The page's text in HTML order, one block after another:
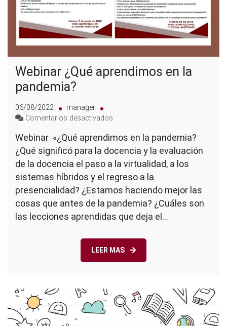
Webinar ¿Qué aprendimos en la
pandemia?
06/08/2022
manager
Comentarios desactivados
¿Qué
aprendimos
en
pandemia?
Webinar «¿Qué aprendimos en la pandemia?
¿Qué significó para la docencia y la evaluación
de la docencia el paso a la virtualidad, a los
sistemas híbridos y el regreso a la
presencialidad? ¿Estamos haciendo mejor las
cosas que antes de la pandemia? ¿Cuáles son
las lecciones aprendidas que deja el…
LEER MAS